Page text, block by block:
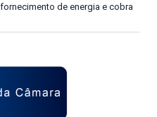
de energia e cobra